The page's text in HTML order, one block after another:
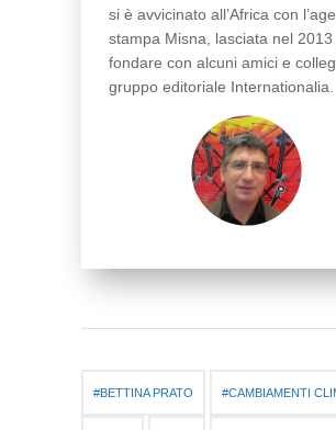
si è avvicinato all’Africa con
stampa Misna, lasciata nel
fondare con alcuni amici e
gruppo editoriale Internationalia.
BETTINA PRATO CAMBIAMENTI